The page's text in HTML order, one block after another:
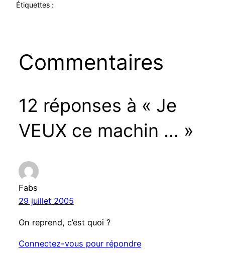
Étiquettes :
Commentaires
12 réponses à « Je
VEUX ce machin … »
Fabs
29 juillet 2005
On reprend, c’est quoi ?
Connectez-vous pour répondre